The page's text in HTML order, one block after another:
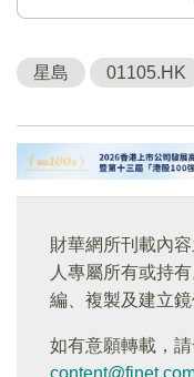
星島 01105.HK
財華網所刊載內
人專屬所有或持
編、複製及建立鏡
如有意願轉載，